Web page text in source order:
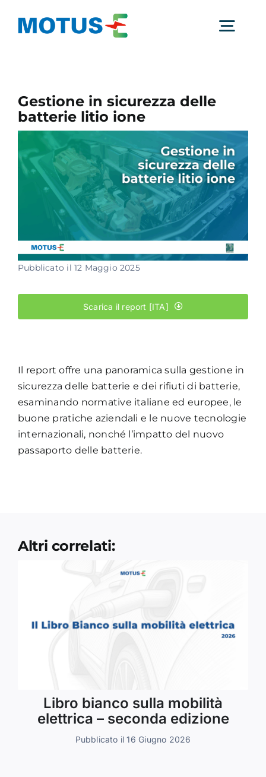
Studi e ricerche
Analisi di mercato
Utilità
Comunicati Stampa
Academy
Gestione in sicurezza delle
batterie litio ione
Pubblicato il 12 Maggio 2025
Scarica il report [ITA]
Il report offre una panoramica sulla gestione in
sicurezza delle batterie e dei rifiuti di batterie,
esaminando normative italiane ed europee, le
buone pratiche aziendali e le nuove tecnologie
internazionali, nonché l’impatto del nuovo
passaporto delle batterie.
Altri correlati:
Libro bianco sulla mobilità
elettrica – seconda edizione
Pubblicato il 16 Giugno 2026